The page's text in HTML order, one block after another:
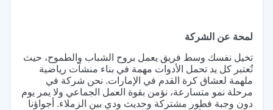
لمحة عن الشركة
تخيل نفسك وسط فريق يعمل بروح الشباب والطموح، حيث
تُعتبر كل يد تحمل الأدوات مهمة في بناء منشآت رياضية
ملهمة لعشاق كرة القدم في الإمارات. نحن شركة في
مرحلة نمو متسارعة، نؤمن بقوة العمل الجماعي ولا يمر يوم
دون وجبة فطور مشتركة وحديث ودي بين الزملاء. أجواؤنا